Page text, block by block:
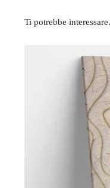
Ti potrebbe